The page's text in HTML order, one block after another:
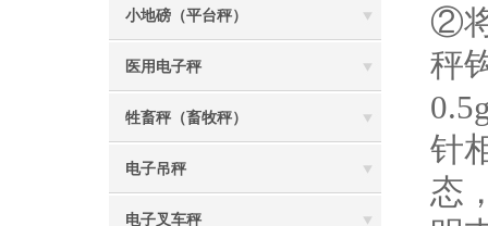
小地磅（平台秤）
医用电子秤
牲畜秤（畜牧秤）
电子吊秤
电子叉车秤
②
秤
针
态